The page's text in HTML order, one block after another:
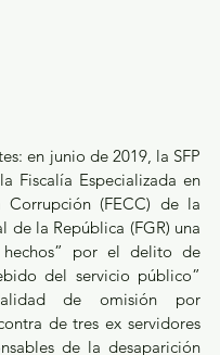
en junio de 2019, la SFP
Fiscalía Especializada en
(FECC) de la
de la República (FGR) una
hechos” por el delito de
del servicio público”
de omisión por
de tres ex servidores
de la desaparición